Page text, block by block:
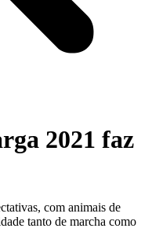
2021 faz
com animais de
tanto de marcha como